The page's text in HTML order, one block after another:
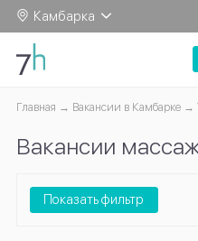
Камбарка
Главная Вакансии в Камбарке
Вакансии
Показать фильтр